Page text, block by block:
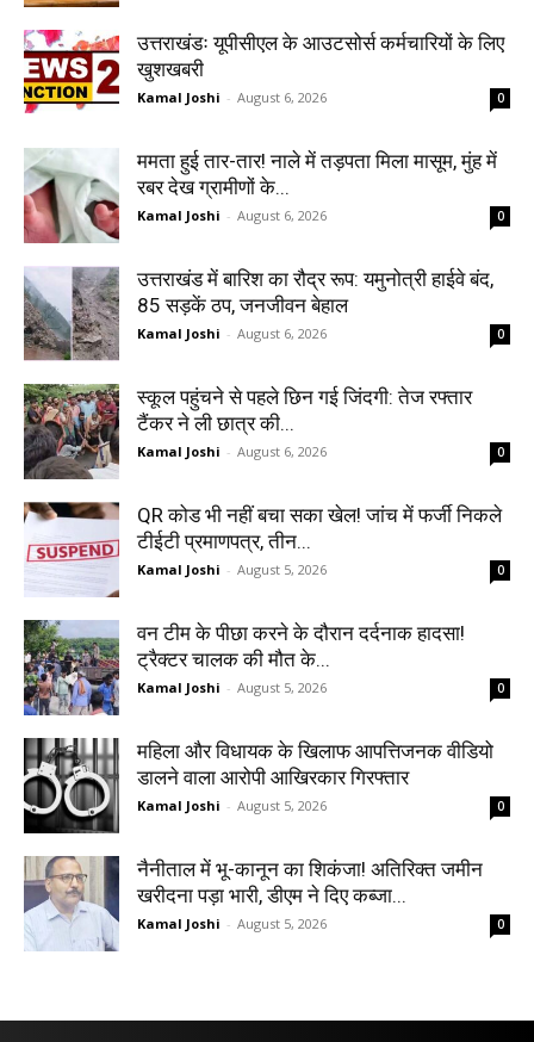
उत्तराखंडः यूपीसीएल के आउटसोर्स कर्मचारियों के लिए
खुशखबरी
Kamal Joshi - August 6, 2026 0
ममता हुई तार-तार! नाले में तड़पता मिला मासूम, मुंह में
रबर देख ग्रामीणों के...
Kamal Joshi - August 6, 2026 0
उत्तराखंड में बारिश का रौद्र रूप: यमुनोत्री हाईवे बंद,
85 सड़कें ठप, जनजीवन बेहाल
Kamal Joshi - August 6, 2026 0
स्कूल पहुंचने से पहले छिन गई जिंदगी: तेज रफ्तार
टैंकर ने ली छात्र की...
Kamal Joshi - August 6, 2026 0
QR कोड भी नहीं बचा सका खेल! जांच में फर्जी निकले
टीईटी प्रमाणपत्र, तीन...
Kamal Joshi - August 5, 2026 0
वन टीम के पीछा करने के दौरान दर्दनाक हादसा!
ट्रैक्टर चालक की मौत के...
Kamal Joshi - August 5, 2026 0
महिला और विधायक के खिलाफ आपत्तिजनक वीडियो
डालने वाला आरोपी आखिरकार गिरफ्तार
Kamal Joshi - August 5, 2026 0
नैनीताल में भू-कानून का शिकंजा! अतिरिक्त जमीन
खरीदना पड़ा भारी, डीएम ने दिए कब्जा...
Kamal Joshi - August 5, 2026 0